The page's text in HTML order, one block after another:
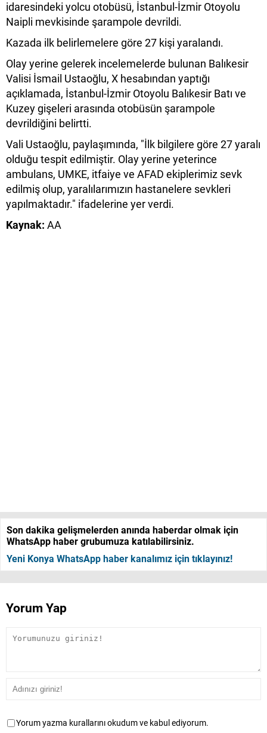
idaresindeki yolcu otobüsü, İstanbul-İzmir Otoyolu
Naipli mevkisinde şarampole devrildi.
Kazada ilk belirlemelere göre 27 kişi yaralandı.
Olay yerine gelerek incelemelerde bulunan Balıkesir
Valisi İsmail Ustaoğlu, X hesabından yaptığı
açıklamada, İstanbul-İzmir Otoyolu Balıkesir Batı ve
Kuzey gişeleri arasında otobüsün şarampole
devrildiğini belirtti.
Vali Ustaoğlu, paylaşımında, "İlk bilgilere göre 27 yaralı
olduğu tespit edilmiştir. Olay yerine yeterince
ambulans, UMKE, itfaiye ve AFAD ekiplerimiz sevk
edilmiş olup, yaralılarımızın hastanelere sevkleri
yapılmaktadır." ifadelerine yer verdi.
Kaynak: AA
Son dakika gelişmelerden anında haberdar olmak için
WhatsApp haber grubumuza katılabilirsiniz.
Yeni Konya WhatsApp haber kanalımız için tıklayınız!
Yorum Yap
Yorum yazma kurallarını okudum ve kabul ediyorum.